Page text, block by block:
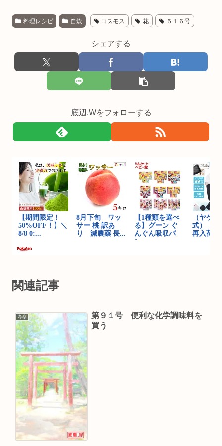
料理レシピ 自炊 コスモス 花 ５１６号
シェアする
底辺.Wをフォローする
関連記事
考察
第９１号 便利な化学調味料を
買う